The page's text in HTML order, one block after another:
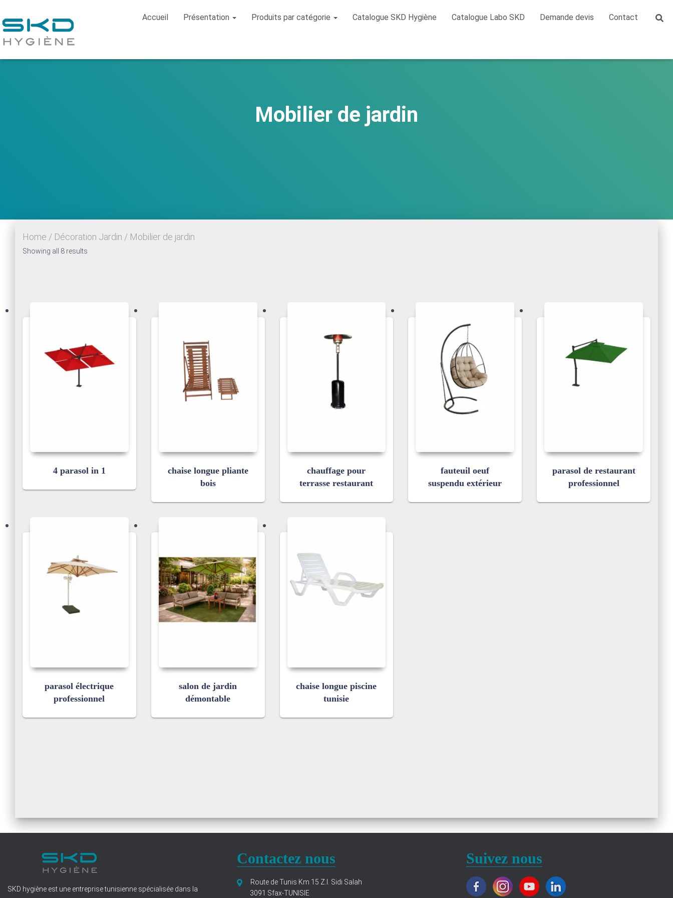
Accueil Présentation Produits par catégorie Catalogue SKD Hygiène Catalogue Labo SKD Demande devis Contact
Mobilier de jardin
Home / Décoration Jardin / Mobilier de jardin
Showing all 8 results
4 parasol in 1
chaise longue pliante
bois
chauffage pour
terrasse restaurant
fauteuil oeuf
suspendu extérieur
parasol de restaurant
professionnel
parasol électrique
professionnel
salon de jardin
démontable
chaise longue piscine
tunisie
SKD hygiène est une entreprise tunisienne spécialisée dans la
Contactez nous
Route de Tunis Km 15 Z.I. Sidi Salah
3091 Sfax-TUNISIE
Suivez nous